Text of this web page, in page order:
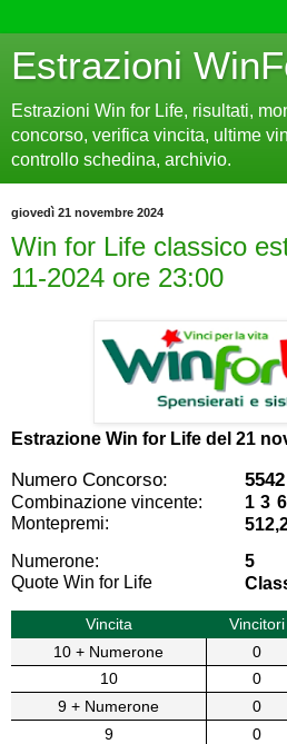
Estrazioni
Estrazioni Win for Life, risultati,
concorso, verifica vincita, ultime
controllo schedina, archivio.
giovedì 21 novembre 2024
Win for Life classico
11-2024 ore 23:00
Estrazione Win for Life del 21
Numero Concorso: 5542
Combinazione vincente:
1 3
Montepremi:
Numerone:
5
Quote Win for Life
Vincita Vincitori
10 + Numerone
0
10
0
9 + Numerone
0
9
0